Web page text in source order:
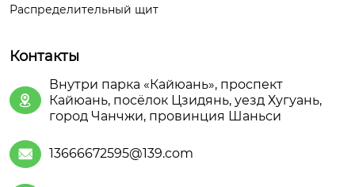
Распределительный щит
Контакты

Внутри парка «Кайюань», проспект
Кайюань, посёлок Цзидянь, уезд Хугуань,
город Чанчжи, провинция Шаньси
 13666672595@139.com